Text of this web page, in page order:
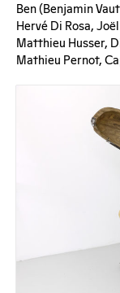
Ben (benjamin
Hervé Di Rosa,
Matthieu Husser,
Mathieu Pernot,